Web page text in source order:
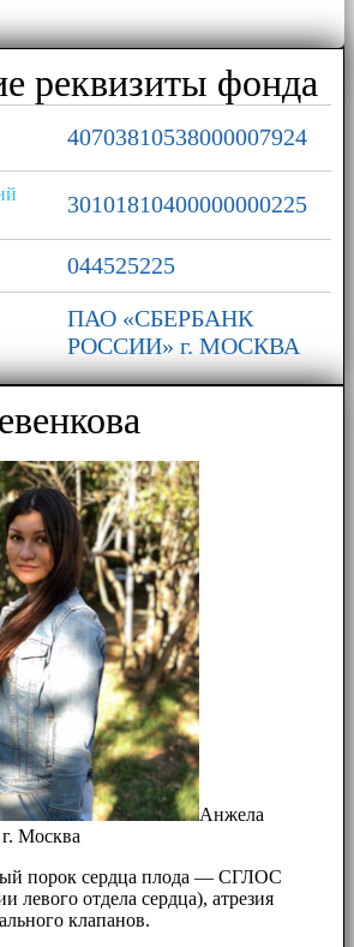
реквизиты фонда
40703810538000007924
30101810400000000225
044525225
ПАО «СБЕРБАНК
РОССИИ» г. МОСКВА
Анжела
Москва
порок сердца плода — СГЛОС
левого отдела сердца), атрезия
клапанов.